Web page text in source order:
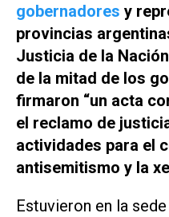
gobernadores y
provincias
Justicia de la Nación
de la mitad de los
firmaron “un acta
el reclamo de
actividades para el
antisemitismo y la
Estuvieron en la